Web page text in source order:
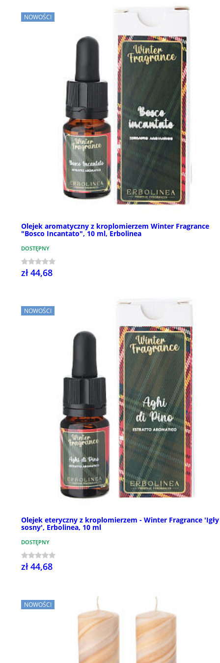
NOWOŚCI
Olejek aromatyczny z kroplomierzem Winter Fragrance
"Bosco Incantato", 10 ml, Erbolinea
DOSTĘPNY
zł 44,68
NOWOŚCI
Olejek eteryczny z kroplomierzem - Winter Fragrance 'Igły
sosny', Erbolinea, 10 ml
DOSTĘPNY
zł 44,68
NOWOŚCI